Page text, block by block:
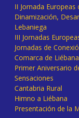
II Jornada
Dinamización,
Lebaniega
III Jornadas
Jornadas de
Comarca de Liébana
Primer Aniversario
Sensaciones
Cantabria Rural
Himno a Liébana
Presentación de la